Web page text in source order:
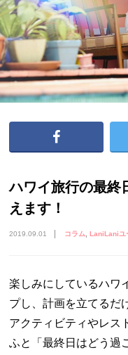
ハワイ旅行の最終
えます！
2019.09.01 コラム LaniLani
楽しみにしているハワ
プし、計画を立てるだ
アクティビティやレス
ふと「最終日はどう過